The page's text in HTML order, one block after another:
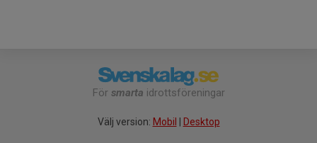
För smarta idrottsföreningar
Välj version: Mobil Desktop